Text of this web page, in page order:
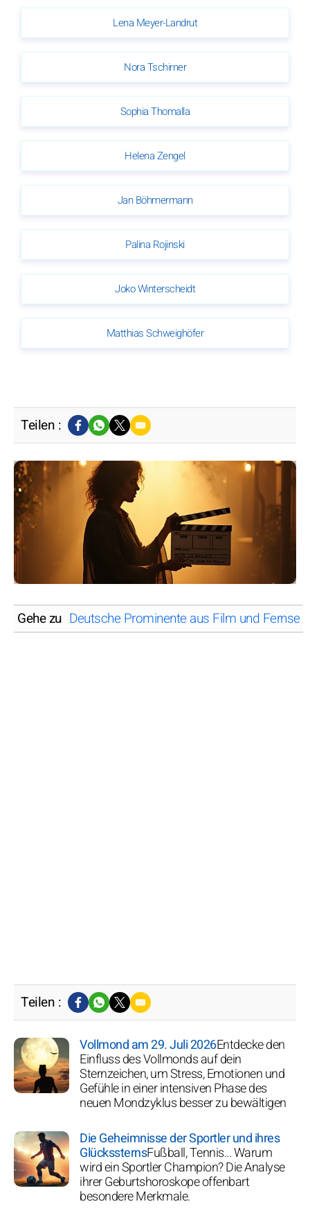
Lena Meyer-Landrut
Nora Tschirner
Sophia Thomalla
Helena Zengel
Jan Böhmermann
Palina Rojinski
Joko Winterscheidt
Matthias Schweighöfer
Teilen :
Gehe zu Deutsche Prominente aus Film und
Teilen :
Vollmond am 29. Juli 2026Entdecke den
Einfluss des Vollmonds auf dein
Sternzeichen, um Stress, Emotionen und
Gefühle in einer intensiven Phase des
neuen Mondzyklus besser zu bewältigen
Die Geheimnisse der Sportler und ihres
GlückssternsFußball, Tennis... Warum
wird ein Sportler Champion? Die Analyse
ihrer Geburtshoroskope offenbart
besondere Merkmale.